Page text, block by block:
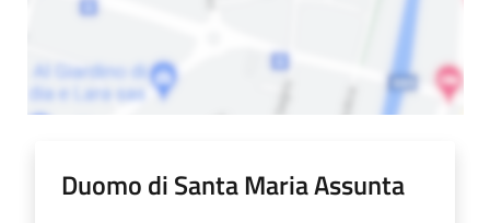
Duomo di Santa Maria Assunta